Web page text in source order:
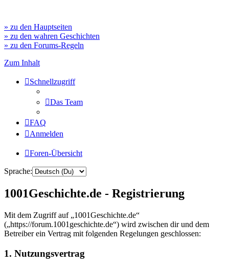
» zu den Hauptseiten
» zu den wahren Geschichten
» zu den Forums-Regeln
Zum Inhalt
Schnellzugriff
Das Team
FAQ
Anmelden
Foren-Übersicht
Sprache:
1001Geschichte.de - Registrierung
Mit dem Zugriff auf „1001Geschichte.de“
(„https://forum.1001geschichte.de“) wird zwischen dir und dem
Betreiber ein Vertrag mit folgenden Regelungen geschlossen:
1. Nutzungsvertrag